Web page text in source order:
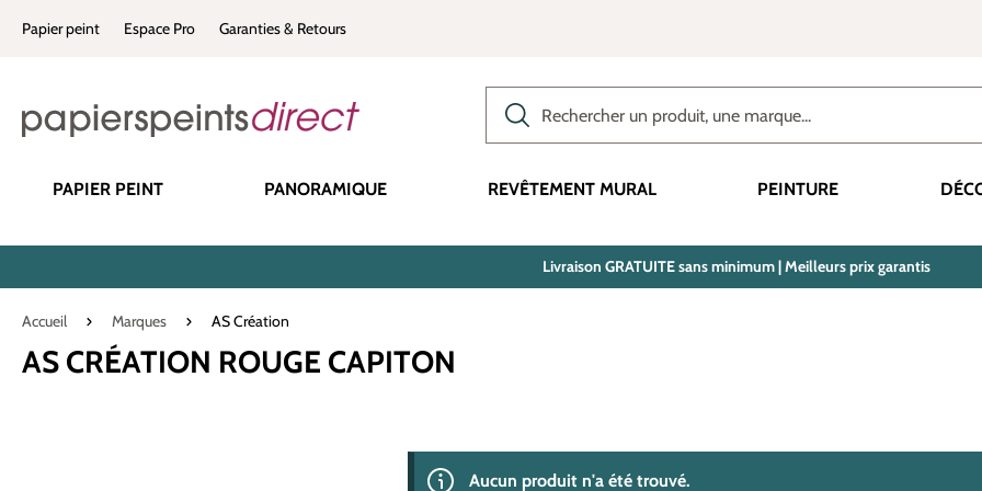
Passer à la navigation principale
Papier peint Espace Pro Garanties & Retours
PAPIER PEINT PANORAMIQUE REVÊTEMENT MURAL PEINTURE
Livraison GRATUITE sans minimum | Meilleurs prix garantis
Accueil Marques AS Création
AS CRÉATION ROUGE CAPITON
Aucun produit n'a été trouvé.